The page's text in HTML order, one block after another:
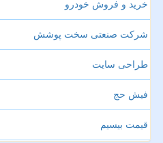
خرید و فروش خودرو
شرکت صنعتی سخت پوشش
طراحی سایت
فیش حج
قیمت بیسیم